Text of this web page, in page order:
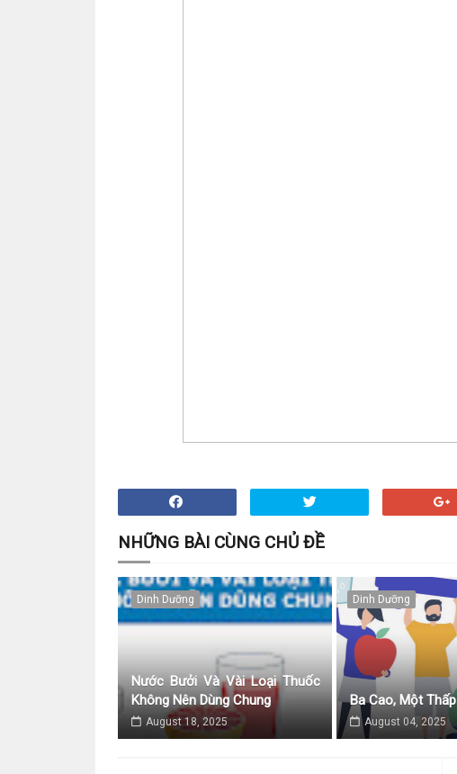
NHỮNG BÀI CÙNG CHỦ ĐỀ
Dinh Dưỡng
Nước Bưởi Và Vài Loại Thuốc
Không Nên Dùng Chung
August 18, 2025
Dinh Dưỡng
Ba Cao, Một Thấp
August 04, 2025